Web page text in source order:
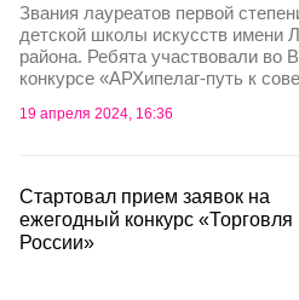
Звания лауреатов первой
детской школы искусств имени
района. Ребята участвовали во
конкурсе «АРХипелаг-путь к
19 апреля 2024, 16:36
Стартовал прием заявок на
ежегодный конкурс «Торговля
России»